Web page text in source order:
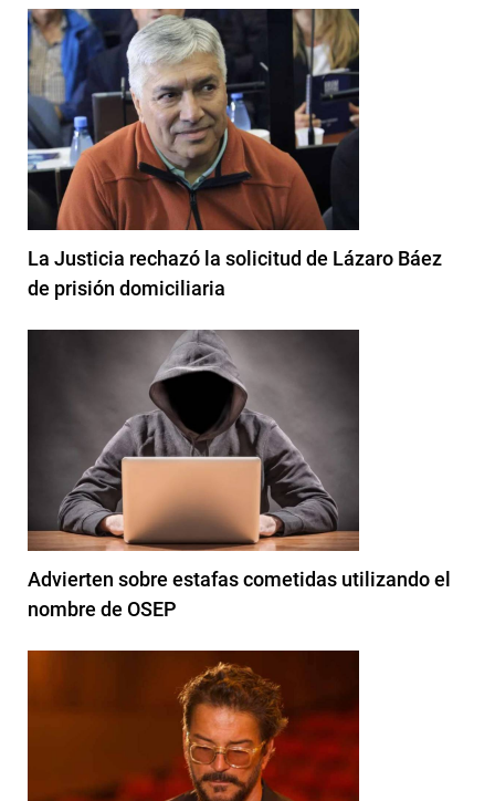
La Justicia rechazó la solicitud de Lázaro Báez
de prisión domiciliaria
Advierten sobre estafas cometidas utilizando el
nombre de OSEP